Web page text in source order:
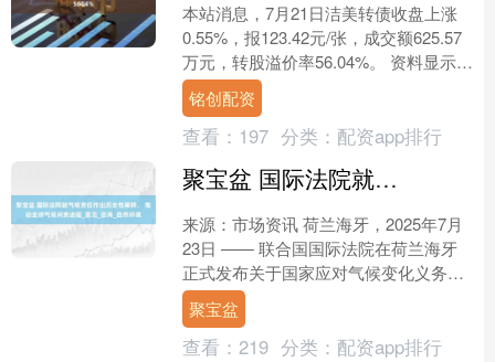
本站消息，7月21日洁美转债收盘上涨
0.55%，报123.42元/张，成交额625.57
万元，转股溢价率56.04%。 资料显示，
洁美转债信用级别为“AA-”，....
铭创配资
查看： 197 分类： 配资app排行
聚宝盆 国际法院就气候责任作出历史性阐释， 推动全球气候问责进程_意见_咨询_自然环境
来源：市场资讯 荷兰海牙，2025年7月
23日 —— 联合国国际法院在荷兰海牙
正式发布关于国家应对气候变化义务的
咨询意见。这是国际法院首次就各国在
应对气候变化方....
聚宝盆
查看： 219 分类： 配资app排行